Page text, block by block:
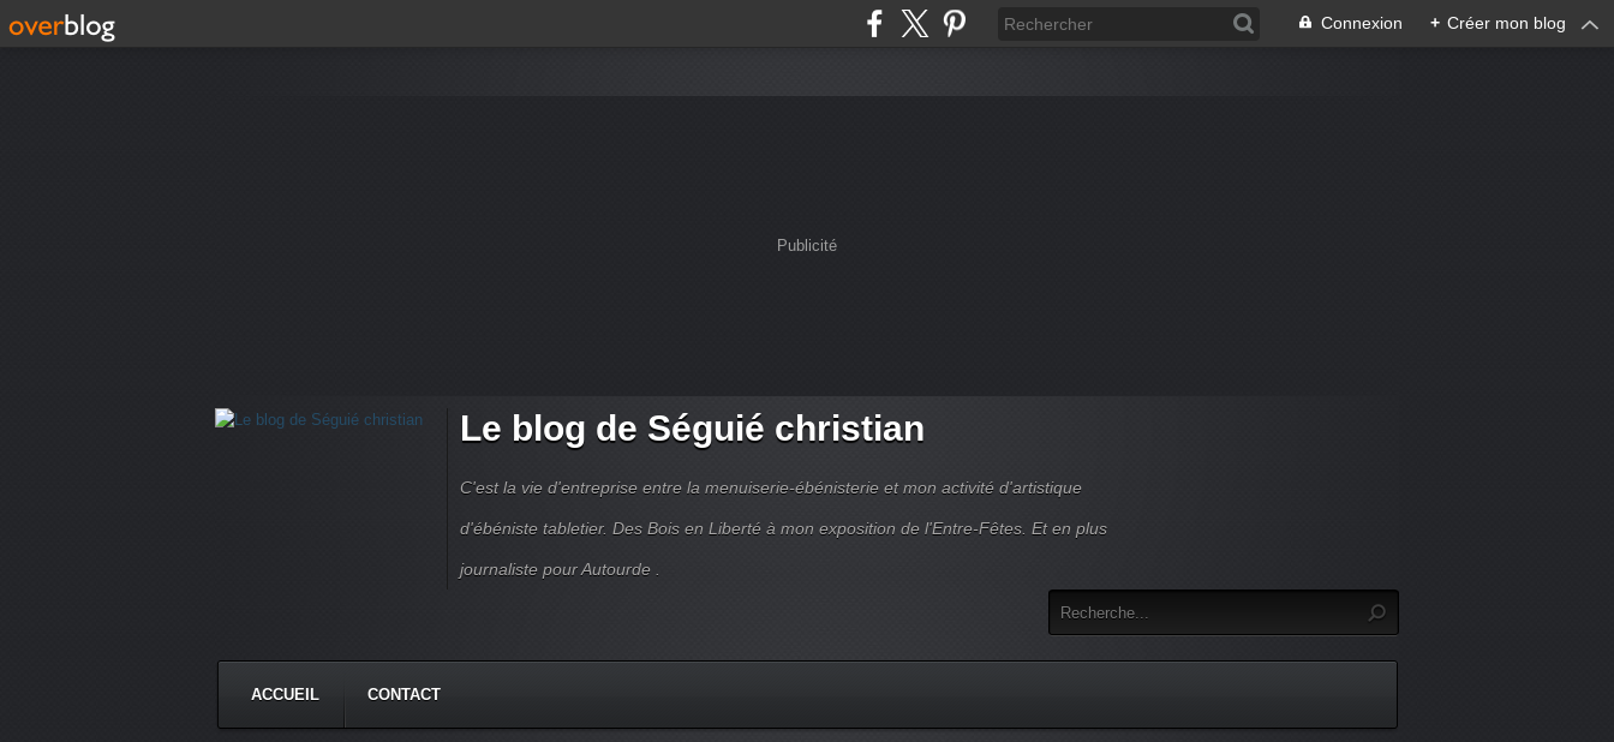
Connexion + Créer mon blog
Publicité
Le blog de Séguié christian
C'est la vie d'entreprise entre la menuiserie-ébénisterie et mon activité d'artistique
d'ébéniste tabletier. Des Bois en Liberté à mon exposition de l'Entre-Fêtes. Et en plus
journaliste pour Autourde .
ACCUEIL CONTACT